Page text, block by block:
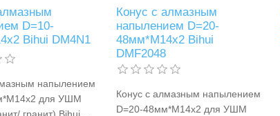
D=10-
Bihui DM4N1
напылением
для УШМ
Конус с алмазным
напылением D=20-
48мм*М14x2 Bihui
DMF2048
Конус с алмазным напылением
D=20-48мм*М14x2 для УШМ